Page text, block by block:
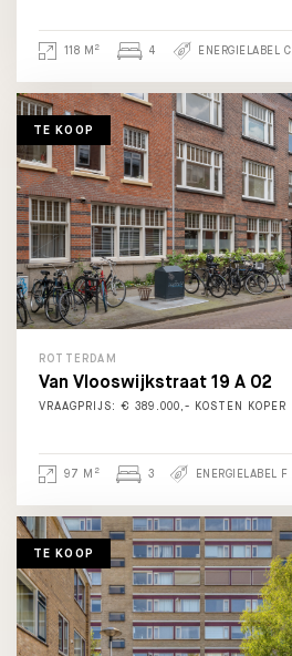
118 M 2 4 ENERGIELABEL C
TE KOOP
ROTTERDAM
Van Vlooswijkstraat 19 A 02
VRAAGPRIJS: € 389.000,- KOSTEN KOPER
97 M 2 3 ENERGIELABEL F
TE KOOP